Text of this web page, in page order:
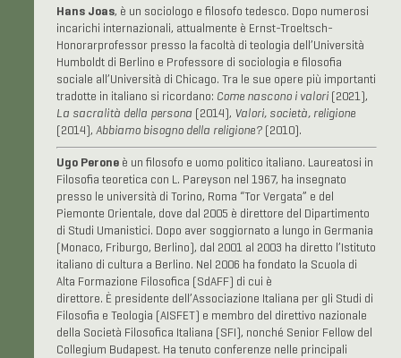
Hans Joas, è un sociologo e filosofo tedesco. Dopo numerosi
incarichi internazionali, attualmente è Ernst-Troeltsch-
Honorarprofessor presso la facoltà di teologia dell’Università
Humboldt di Berlino e Professore di sociologia e filosofia
sociale all’Università di Chicago. Tra le sue opere più importanti
tradotte in italiano si ricordano: Come nascono i valori (2021) ,
La sacralità della persona
(2014), Valori, società, religione
(2014), Abbiamo bisogno della religione?(2010) .
Ugo Peroneè un filosofo e uomo politico italiano. Laureatosi in
Filosofia teoretica con L. Pareyson nel 1967, ha insegnato
presso le università di Torino, Roma “Tor Vergata” e del
Piemonte Orientale, dove dal 2005 è direttore del Dipartimento
di Studi Umanistici. Dopo aver soggiornato a lungo in Germania
(Monaco, Friburgo, Berlino), dal 2001 al 2003 ha diretto l’Istituto
italiano di cultura a Berlino. Nel 2006 ha fondato la Scuola di
Alta Formazione Filosofica (SdAFF) di cui è
direttore. È presidente dell’Associazione Italiana per gli Studi di
Filosofia e Teologia (AISFET) e membro del direttivo nazionale
della Società Filosofica Italiana (SFI), nonché Senior Fellow del
Collegium Budapest. Ha tenuto conferenze nelle principali